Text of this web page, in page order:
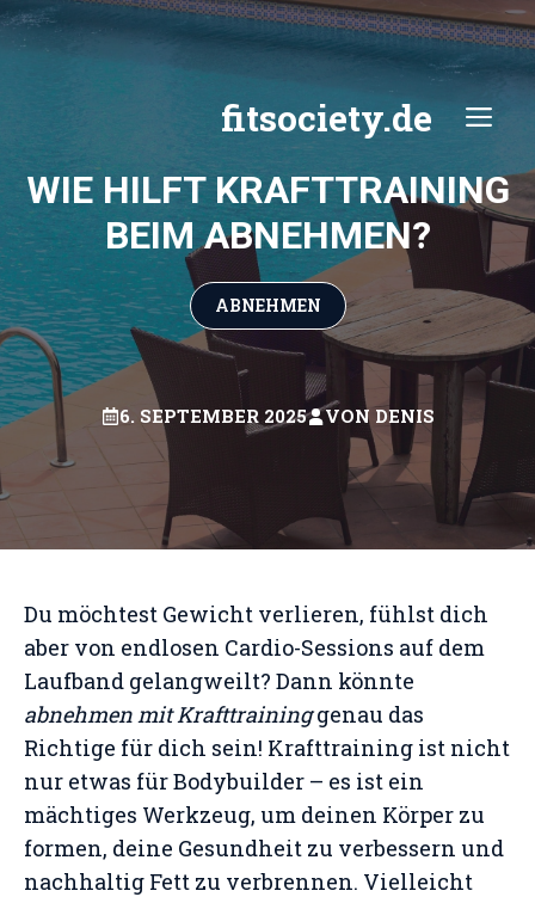
Zum
Inhalt
fitsociety.de
WIE HILFT KRAFTTRAINING
BEIM ABNEHMEN?
ABNEHMEN
6. SEPTEMBER 2025 VON DENIS
Du möchtest Gewicht verlieren, fühlst dich
aber von endlosen Cardio-Sessions auf dem
Laufband gelangweilt? Dann könnte
abnehmen mit Krafttraininggenau das
Richtige für dich sein! Krafttraining ist nicht
nur etwas für Bodybuilder – es ist ein
mächtiges Werkzeug, um deinen Körper zu
formen, deine Gesundheit zu verbessern und
nachhaltig Fett zu verbrennen. Vielleicht